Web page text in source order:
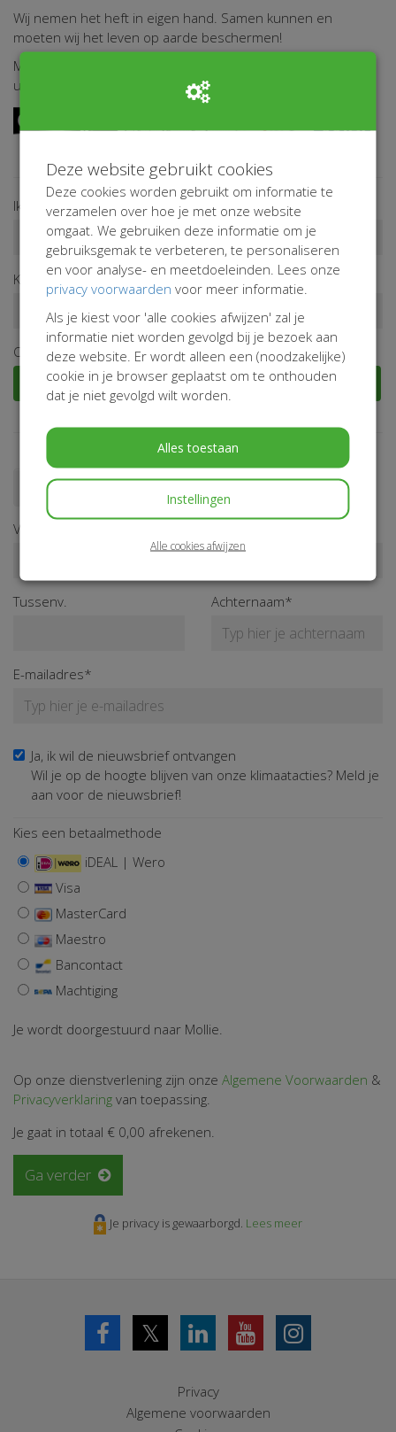
Wij nemen het heft in eigen hand. Samen kunnen en
moeten wij het leven op aarde beschermen!
Meer weten over doneren?
uitleg over wat wij doen met onze donaties.
Ik doneer ...
Kies zelf een donatiebedrag*
Of kies een vaak gekozen bedrag
€ 15 € 25 € 50 € 100
Doneren als persoon
Voornaam*
Tussenv. Achternaam*
E-mailadres*
Ja, ik wil de nieuwsbrief ontvangen
Wil je op de hoogte blijven van onze klimaatacties? Meld je
aan voor de nieuwsbrief!
Kies een betaalmethode
iDEAL | Wero
Visa
MasterCard
Maestro
Bancontact
Machtiging
Je wordt doorgestuurd naar Mollie.
Op onze dienstverlening zijn onze Algemene Voorwaarden &
Privacyverklaring van toepassing.
Je gaat in totaal € 0,00 afrekenen.
Ga verder
Je privacy is gewaarborgd. Lees meer
𝕏
Privacy
Algemene voorwaarden
Deze website gebruikt cookies
Deze cookies worden gebruikt om informatie te
verzamelen over hoe je met onze website
omgaat. We gebruiken deze informatie om je
gebruiksgemak te verbeteren, te personaliseren
en voor analyse- en meetdoeleinden. Lees onze
privacy voorwaarden voor meer informatie.
Als je kiest voor 'alle cookies afwijzen' zal je
informatie niet worden gevolgd bij je bezoek aan
deze website. Er wordt alleen een (noodzakelijke)
cookie in je browser geplaatst om te onthouden
dat je niet gevolgd wilt worden.
Alles toestaan
Instellingen
Alle cookies afwijzen